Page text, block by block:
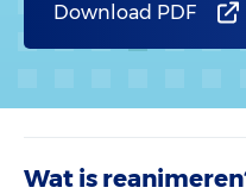
Download PDF
Wat is